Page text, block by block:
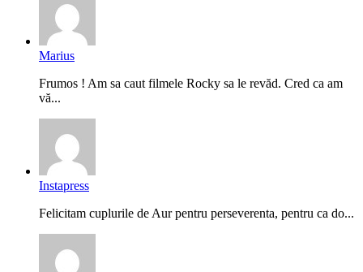
Marius
Frumos ! Am sa caut filmele Rocky sa le revăd. Cred ca am
vă...
Instapress
Felicitam cuplurile de Aur pentru perseverenta, pentru ca do...